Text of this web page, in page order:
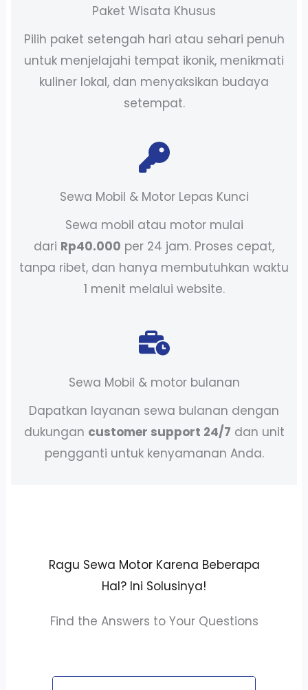
Paket Wisata Khusus
Pilih paket setengah hari atau sehari penuh
untuk menjelajahi tempat ikonik, menikmati
kuliner lokal, dan menyaksikan budaya
setempat.
Sewa Mobil & Motor Lepas Kunci
Sewa mobil atau motor mulai
dari Rp40.000 per 24 jam. Proses cepat,
tanpa ribet, dan hanya membutuhkan waktu
1 menit melalui website.
Sewa Mobil & motor bulanan
Dapatkan layanan sewa bulanan dengan
dukungan customer support 24/7 dan unit
pengganti untuk kenyamanan Anda.
Ragu Sewa Motor Karena Beberapa
Hal? Ini Solusinya!
Find the Answers to Your Questions